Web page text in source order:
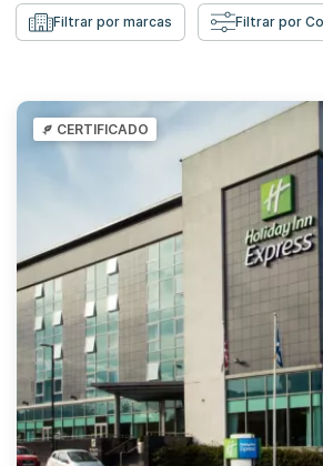
Filtrar por marcas Filtrar por
CERTIFICADO